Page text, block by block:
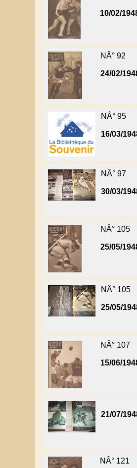
10/02/
NÂ° 92
24/02/
NÂ° 95
16/03/
NÂ° 97
30/03/
NÂ° 105
25/05/
NÂ° 105
25/05/
NÂ° 107
15/06/
21/07/
NÂ° 121